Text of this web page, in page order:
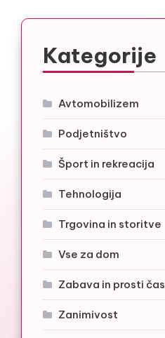
Kategorije
Avtomobilizem
Podjetništvo
Šport in rekreacija
Tehnologija
Trgovina in storitve
Vse za dom
Zabava in prosti čas
Zanimivost